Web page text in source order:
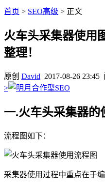
首页 > SEO高级 > 正文
火车头采集器使用
整理！
原创 David 2017-08-26 23:45
>
一.火车头采集器的
流程图如下：
采集器使用过程中重点在于